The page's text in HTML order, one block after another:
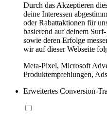
Durch das Akzeptieren
deine Interessen
oder Rabattaktionen für
basierend auf deinem
sowie deren Erfolge
wir auf dieser Webseite
Meta-Pixel, Microsoft
Produktempfehlungen,
Erweitertes Conversion-